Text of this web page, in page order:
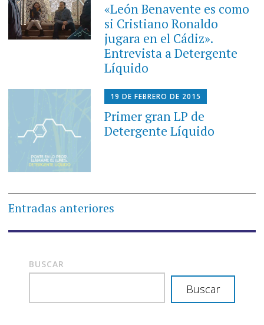
«León Benavente es como
si Cristiano Ronaldo
jugara en el Cádiz».
Entrevista a Detergente
Líquido
19 DE FEBRERO DE 2015
Primer gran LP de
Detergente Líquido
Navegación
de
Entradas anteriores
BUSCAR
Buscar